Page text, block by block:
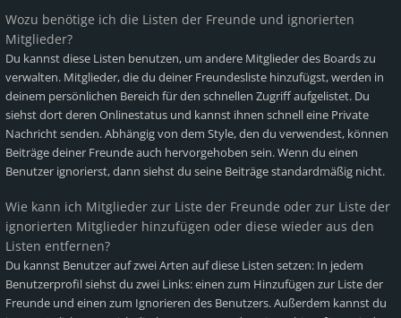
Wozu benötige ich die Listen der Freunde und ignorierten
Mitglieder?
Du kannst diese Listen benutzen, um andere Mitglieder des Boards zu
verwalten. Mitglieder, die du deiner Freundesliste hinzufügst, werden in
deinem persönlichen Bereich für den schnellen Zugriff aufgelistet. Du
siehst dort deren Onlinestatus und kannst ihnen schnell eine Private
Nachricht senden. Abhängig von dem Style, den du verwendest, können
Beiträge deiner Freunde auch hervorgehoben sein. Wenn du einen
Benutzer ignorierst, dann siehst du seine Beiträge standardmäßig nicht.
Wie kann ich Mitglieder zur Liste der Freunde oder zur Liste der
ignorierten Mitglieder hinzufügen oder diese wieder aus den
Listen entfernen?
Du kannst Benutzer auf zwei Arten auf diese Listen setzen: In jedem
Benutzerprofil siehst du zwei Links: einen zum Hinzufügen zur Liste der
Freunde und einen zum Ignorieren des Benutzers. Außerdem kannst du